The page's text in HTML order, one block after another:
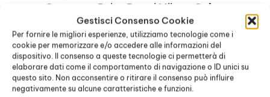
Gestisci Consenso Cookie
Per fornire le migliori esperienze, utilizziamo tecnologie come i
cookie per memorizzare e/o accedere alle informazioni del
dispositivo. Il consenso a queste tecnologie ci permetterà di
elaborare dati come il comportamento di navigazione o ID unici su
questo sito. Non acconsentire o ritirare il consenso può influire
negativamente su alcune caratteristiche e funzioni.
Comprare Rolex Prezzi Milano
Colturano
Comprare Un Rolex Prezzi Milano
Colturano
Compro Orologi Rolex Prezzi Milano
Colturano
Compro Rolex Prezzi MilanoColturano